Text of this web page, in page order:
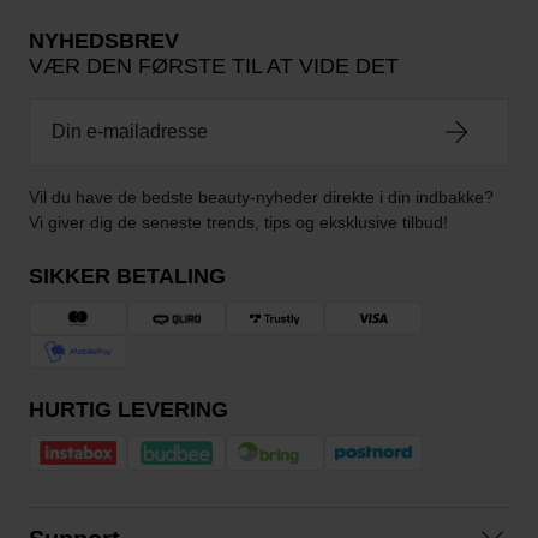
NYHEDSBREV
VÆR DEN FØRSTE TIL AT VIDE DET
Vil du have de bedste beauty-nyheder direkte i din indbakke?
Vi giver dig de seneste trends, tips og eksklusive tilbud!
SIKKER BETALING
HURTIG LEVERING